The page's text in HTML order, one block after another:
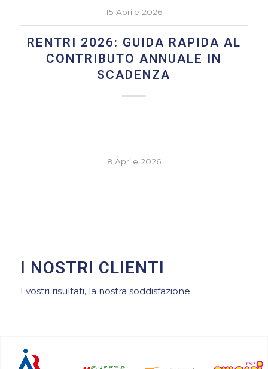
15 Aprile 2026
RENTRI 2026: GUIDA RAPIDA AL
CONTRIBUTO ANNUALE IN
SCADENZA
8 Aprile 2026
I NOSTRI CLIENTI
I vostri risultati, la nostra soddisfazione